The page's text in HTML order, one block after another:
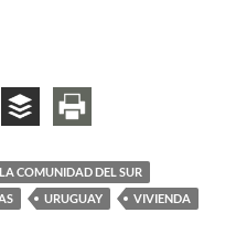
popular y la ayuda
LA COMUNIDAD DEL SUR
URUGUAY VIVIENDA